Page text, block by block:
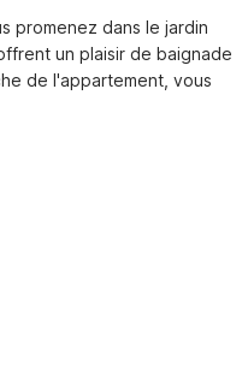
promenez dans le jardin
un plaisir de baignade
de l'appartement, vous